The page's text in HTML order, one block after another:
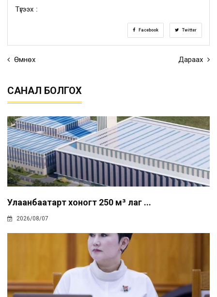
Түгээх :
Facebook Twitter
Өмнөх Дараах
САНАЛ БОЛГОХ
Улаанбаатарт хоногт 250 м³ лаг ...
2026/08/07